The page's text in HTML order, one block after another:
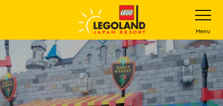
主
要
内
容
打
开
网
站
菜
单
Menu